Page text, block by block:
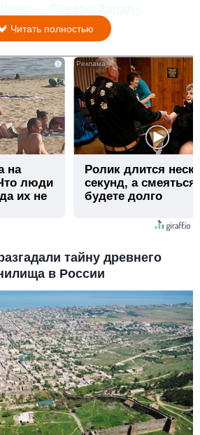
— Северо-Запад»
Читать полностью
i
на
люди
их не
Ролик длится
секунд, а
будете долго
тайну древнего
в России